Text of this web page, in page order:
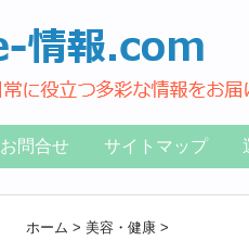
お問合せ サイトマップ
ホーム > 美容・健康 >